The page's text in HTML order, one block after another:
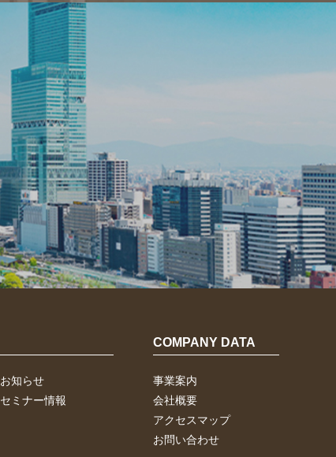
お知らせ
セミナー情報
COMPANY DATA
事業案内
会社概要
アクセスマップ
お問い合わせ